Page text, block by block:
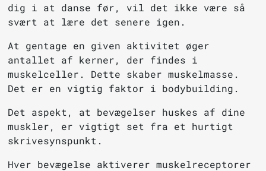
dig i at danse før, vil det ikke være så
svært at lære det senere igen.
At gentage en given aktivitet øger
antallet af kerner, der findes i
muskelceller. Dette skaber muskelmasse.
Det er en vigtig faktor i bodybuilding.
Det aspekt, at bevægelser huskes af dine
muskler, er vigtigt set fra et hurtigt
skrivesynspunkt.
Hver bevægelse aktiverer muskelreceptorer